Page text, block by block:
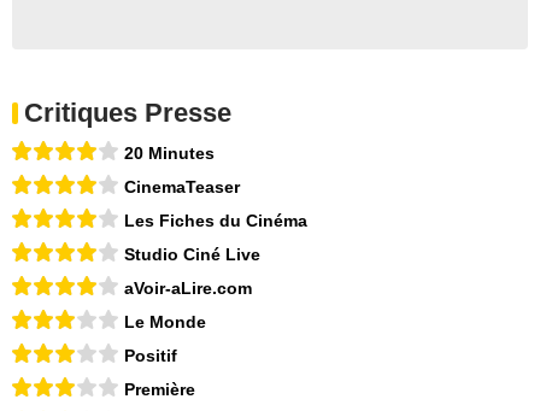
Critiques Presse
20 Minutes
CinemaTeaser
Les Fiches du Cinéma
Studio Ciné Live
aVoir-aLire.com
Le Monde
Positif
Première